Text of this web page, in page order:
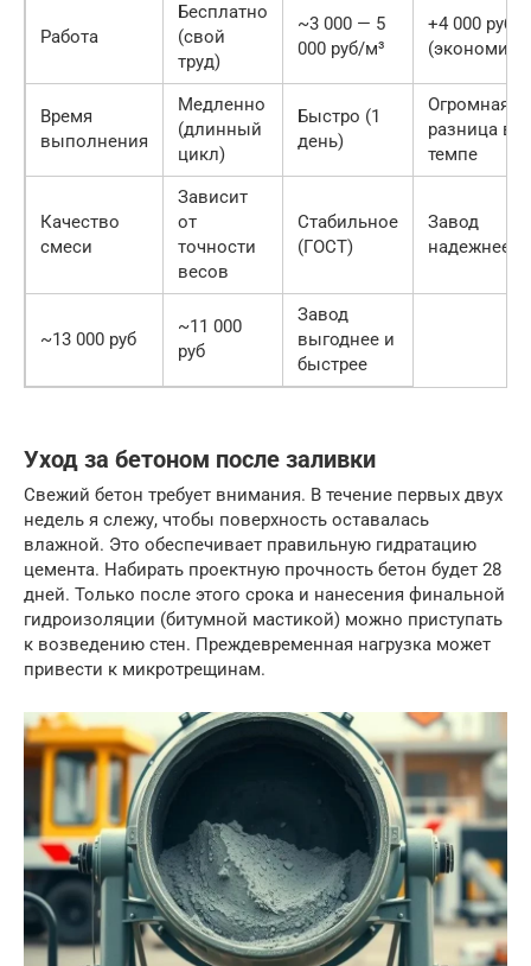
Работа
Бесплатно
(свой
труд)
~3 000 — 5
000 руб/м³
+4 000 руб
(экономия)
Время
выполнения
Медленно
(длинный
цикл)
Быстро (1
день)
Огромная
разница в
темпе
Качество
смеси
Зависит
от
точности
весов
Стабильное
(ГОСТ)
Завод
надежнее
~13 000 руб
~11 000
руб
Завод
выгоднее и
быстрее
Уход за бетоном после заливки
Свежий бетон требует внимания. В течение первых двух
недель я слежу, чтобы поверхность оставалась
влажной. Это обеспечивает правильную гидратацию
цемента. Набирать проектную прочность бетон будет 28
дней. Только после этого срока и нанесения финальной
гидроизоляции (битумной мастикой) можно приступать
к возведению стен. Преждевременная нагрузка может
привести к микротрещинам.